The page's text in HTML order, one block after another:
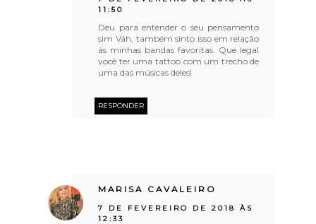
11:50
Deu para entender o seu pensamento
sim Váh, também sinto isso em relação
às minhas bandas favoritas. Que legal
você ter uma tattoo com um trecho de
uma das músicas deles!
RESPONDER
MARISA CAVALEIRO
7 DE FEVEREIRO DE 2018 ÀS
12:33